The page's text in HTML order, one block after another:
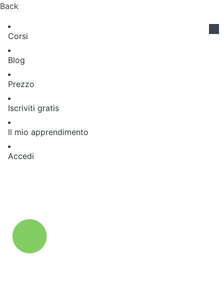
Back
Corsi
Blog
Prezzo
Iscriviti gratis
Il mio apprendimento
Accedi